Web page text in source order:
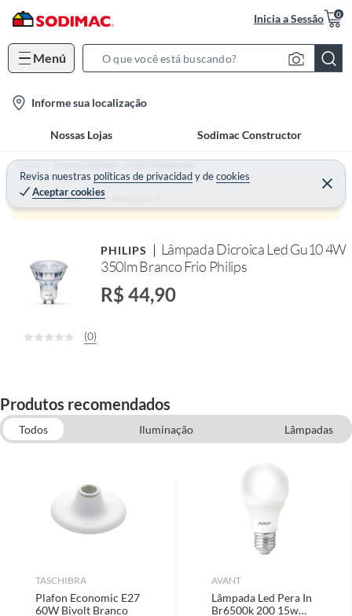
Inicia a Sessão 0
Menú
S
c
h
B
r
a
o
Informe sua localização
Nossas Lojas Sodimac Constructor
Revisa nuestras políticas de privacidadydecookies
Aceptar cookies
Home Especial Sodimac - Outlet Iluminação
Produto sem estoque :(
PHILIPS
Lâmpada Dicroica Led Gu10 4W
350lm Branco Frio Philips
R$ 44,90
(0)
Produtos recomendados
Todos Iluminação
Lâmpadas
TASCHIBRA
Plafon Economic E27
60W Bivolt Branco
AVANT
Lâmpada Led Pera In
Br6500k 200 15w